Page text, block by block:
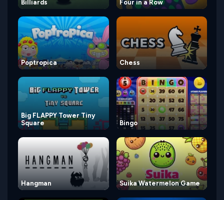
Billiards Four in a Row
Poptropica Chess
Big FLAPPY Tower Tiny
Square
Bingo
Hangman Suika Watermelon Game